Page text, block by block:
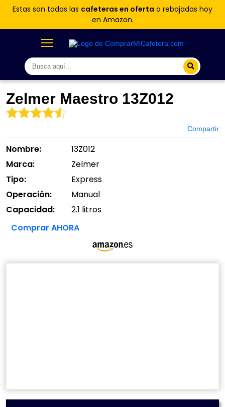
Estas son todas las cafeteras en oferta o rebajadas hoy
en Amazon.
Zelmer Maestro 13Z012
Compartir
Nombre:
13Z012
Marca:
Zelmer
Tipo:
Express
Operación:
Manual
Capacidad:
2.1 litros
Comprar AHORA